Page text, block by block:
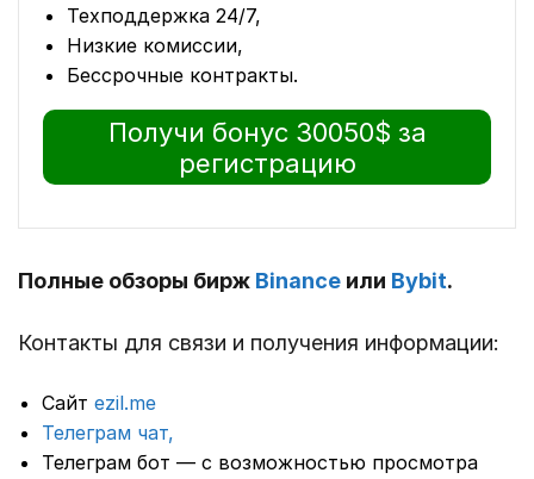
Техподдержка 24/7,
Низкие комиссии,
Бессрочные контракты.
Получи бонус 30050$ за
регистрацию
Полные обзоры бирж Binance или Bybit.
Контакты для связи и получения информации:
Сайт ezil.me
Телеграм чат,
Телеграм бот — с возможностью просмотра